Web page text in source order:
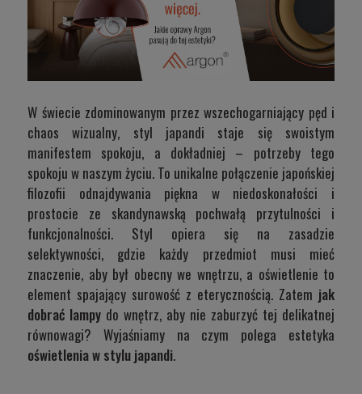
W świecie zdominowanym przez wszechogarniający pęd i
chaos wizualny, styl japandi staje się swoistym
manifestem spokoju, a dokładniej – potrzeby tego
spokoju w naszym życiu. To unikalne połączenie japońskiej
filozofii odnajdywania piękna w niedoskonałości i
prostocie ze skandynawską pochwałą przytulności i
funkcjonalności. Styl opiera się na zasadzie
selektywności, gdzie każdy przedmiot musi mieć
znaczenie, aby był obecny we wnętrzu, a oświetlenie to
element spajający surowość z eterycznością. Zatem jak
dobrać lampy do wnętrz, aby nie zaburzyć tej delikatnej
równowagi? Wyjaśniamy na czym polega estetyka
oświetlenia w stylu japandi.